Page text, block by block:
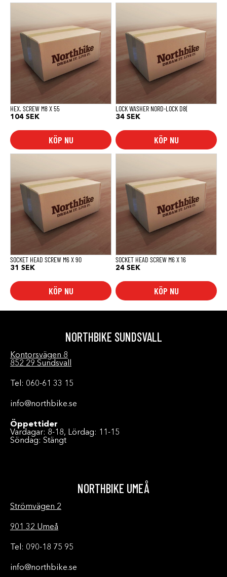
HEX. SCREW M8 X 55
104 SEK
KÖP NU
LOCK WASHER NORD-LOCK D8(
34 SEK
KÖP NU
SOCKET HEAD SCREW M6 X 90
31 SEK
KÖP NU
SOCKET HEAD SCREW M6 X 16
24 SEK
KÖP NU
NORTHBIKE SUNDSVALL
Kontorsvägen 8
852 29 Sundsvall
Tel: 060-61 33 15
info@northbike.se
Öppettider
Vardagar: 8-18, Lördag: 11-15
Söndag: Stängt
NORTHBIKE UMEÅ
Strömvägen 2
901 32 Umeå
Tel: 090-18 75 95
info@northbike.se